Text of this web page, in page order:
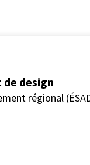
design
régional